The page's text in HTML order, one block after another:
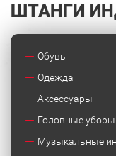
ШТАНГИ
Обувь
Одежда
Аксессуары
Головные уборы
Музыкальные